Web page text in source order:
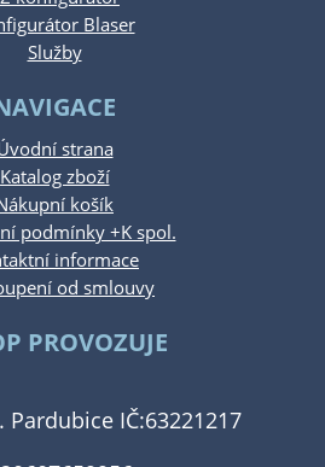
Blaser
Služby
strana
Katalog zboží
košík
podmínky +K spol.
informace
od smlouvy
PROVOZUJE
Pardubice IČ:63221217